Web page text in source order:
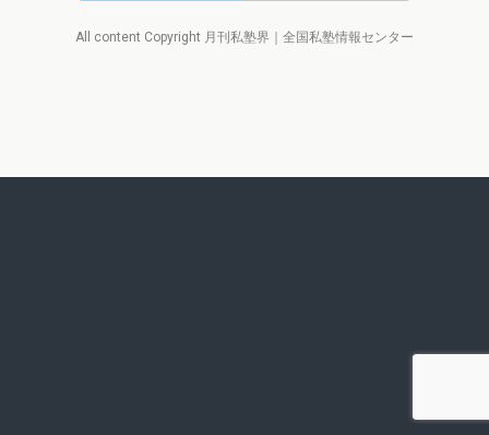
All content Copyright 月刊私塾界｜全国私塾情報センター